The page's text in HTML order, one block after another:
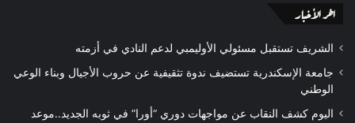
اخر الأخبار
الشريف تستقبل مسئولي الأوليمبي لدعم النادي في أزمته
جامعة الإسكندرية تستضيف ندوة تثقيفية عن حروب الأجيال وبناء الوعي
الوطني
اليوم كشف النقاب عن مواجهات دوري “أورا” في ثوبه الجديد..موعد